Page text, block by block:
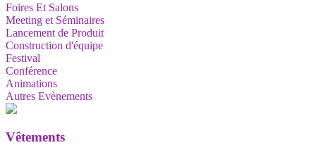
Foires Et Salons
Meeting et Séminaires
Lancement de Produit
Construction d'équipe
Festival
Conférence
Animations
Autres Evènements
Vêtements